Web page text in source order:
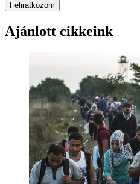
Feliratkozom
Ajánlott cikkeink